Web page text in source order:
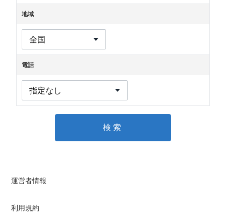
地域
電話
検索
運営者情報
利用規約